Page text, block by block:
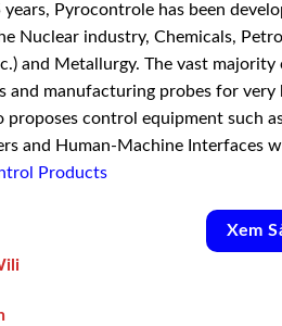
years, Pyrocontrole has been
Nuclear industry, Chemicals,
and Metallurgy. The vast
and manufacturing probes for very
proposes control equipment such
and Human-Machine Interfaces
Products
Xem